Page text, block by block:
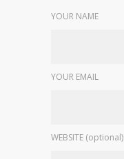
YOUR NAME
YOUR EMAIL
WEBSITE (optional)